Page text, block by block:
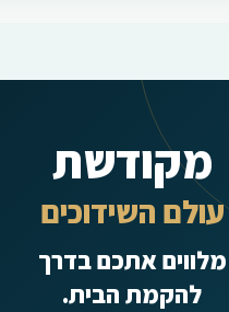
מקודשת
עולם השידוכים
מלווים אתכם בדרך
להקמת הבית.